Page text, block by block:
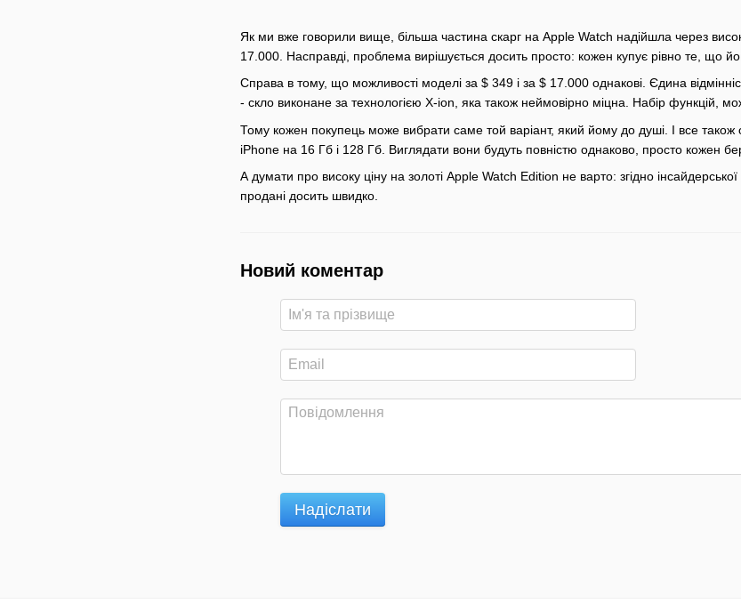
Як ми вже говорили вище, більша частина скарг на Apple Watch надійшла через
17.000. Насправді, проблема вирішується досить просто: кожен купує рівно те, що
Справа в тому, що можливості моделі за $ 349 і за $ 17.000 однакові. Єдина
- скло виконане за технологією X-ion, яка також неймовірно міцна. Набір функцій,
Тому кожен покупець може вибрати саме той варіант, який йому до душі. І все
iPhone на 16 Гб і 128 Гб. Виглядати вони будуть повністю однаково, просто кожен
А думати про високу ціну на золоті Apple Watch Edition не варто: згідно
продані досить швидко.
Новий коментар
Надіслати